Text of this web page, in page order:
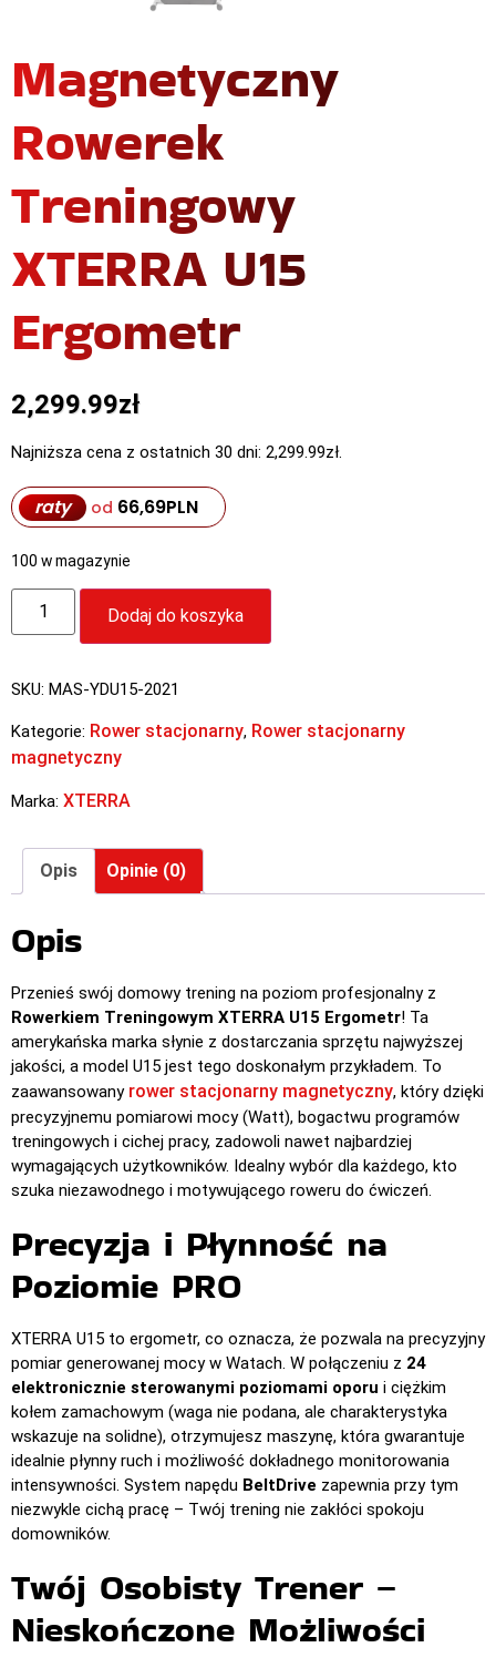
Magnetyczny
Rowerek
Treningowy
XTERRA U15
Ergometr
2,299.99zł
Najniższa cena z ostatnich 30 dni: 2,299.99zł.
raty od 66,69PLN
100 w magazynie
Dodaj do koszyka
SKU: MAS-YDU15-2021
Kategorie: Rower stacjonarny, Rower stacjonarny
magnetyczny
Marka: XTERRA
Opis Opinie (0)
Opis
Przenieś swój domowy trening na poziom profesjonalny z
Rowerkiem Treningowym XTERRA U15 Ergometr! Ta
amerykańska marka słynie z dostarczania sprzętu najwyższej
jakości, a model U15 jest tego doskonałym przykładem. To
zaawansowany rower stacjonarny magnetyczny, który dzięki
precyzyjnemu pomiarowi mocy (Watt), bogactwu programów
treningowych i cichej pracy, zadowoli nawet najbardziej
wymagających użytkowników. Idealny wybór dla każdego, kto
szuka niezawodnego i motywującego roweru do ćwiczeń.
Precyzja i Płynność na
Poziomie PRO
XTERRA U15 to ergometr, co oznacza, że pozwala na precyzyjny
pomiar generowanej mocy w Watach. W połączeniu z 24
elektronicznie sterowanymi poziomami oporu i ciężkim
kołem zamachowym (waga nie podana, ale charakterystyka
wskazuje na solidne), otrzymujesz maszynę, która gwarantuje
idealnie płynny ruch i możliwość dokładnego monitorowania
intensywności. System napędu BeltDrive zapewnia przy tym
niezwykle cichą pracę – Twój trening nie zakłóci spokoju
domowników.
Twój Osobisty Trener –
Nieskończone Możliwości